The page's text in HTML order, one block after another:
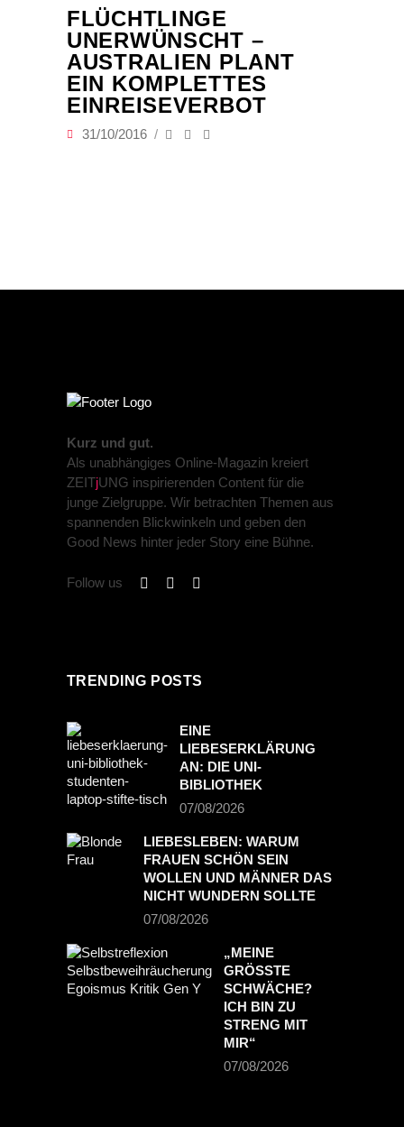
FLÜCHTLINGE
UNERWÜNSCHT –
AUSTRALIEN PLANT
EIN KOMPLETTES
EINREISEVERBOT
31/10/2016
Kurz und gut.
Als unabhängiges Online-Magazin kreiert
ZEITjUNG inspirierenden Content für die
junge Zielgruppe. Wir betrachten Themen aus
spannenden Blickwinkeln und geben den
Good News hinter jeder Story eine Bühne.
Follow us
TRENDING POSTS
EINE
LIEBESERKLÄRUNG
AN: DIE UNI-
BIBLIOTHEK
07/08/2026
LIEBESLEBEN: WARUM
FRAUEN SCHÖN SEIN
WOLLEN UND MÄNNER DAS
NICHT WUNDERN SOLLTE
07/08/2026
„MEINE
GRÖSSTE S
CHWÄCHE? I
CH BIN ZU S
TRENG MIT M
IR“
07/08/2026